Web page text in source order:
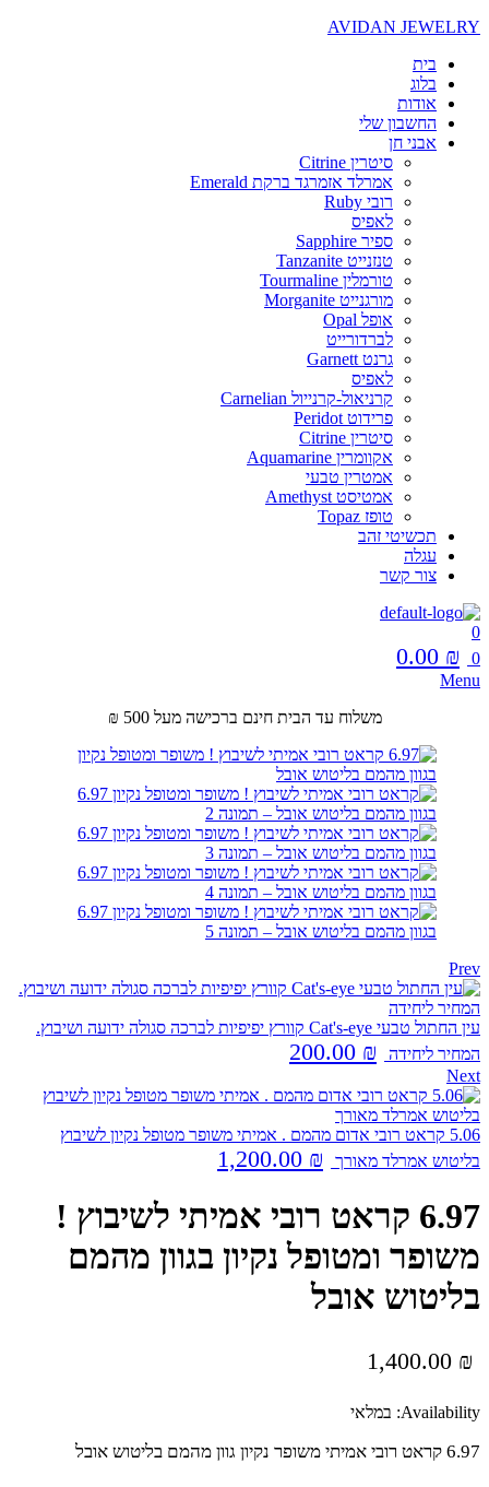
AVIDAN JEWELRY
בית
בלוג
אודות
החשבון שלי
אבני חן
סיטרין Citrine
אמרלד אזמרגד ברקת Emerald
רובי Ruby
לאפיס
ספיר Sapphire
טנזנייט Tanzanite
טורמלין Tourmaline
מורגנייט Morganite
אופל Opal
לברדורייט
גרנט Garnett
לאפיס
קרניאול-קרנייול Carnelian
פרידוט Peridot
סיטרין Citrine
אקוומרין Aquamarine
אמטרין טבעי
אמטיסט Amethyst
טופז Topaz
תכשיטי זהב
עגלה
צור קשר
0
0
0.00 ₪
Menu
משלוח עד הבית חינם ברכישה מעל 500 ₪
Prev
עין החתול טבעי Cat's-eye קוורץ יפיפיות לברכה סגולה ידועה ושיבוץ.
המחיר ליחידה
200.00 ₪
Next
5.06 קראט רובי אדום מהמם . אמיתי משופר מטופל נקיון לשיבוץ
בליטוש אמרלד מאורך
1,200.00 ₪
6.97 קראט רובי אמיתי לשיבוץ !
משופר ומטופל נקיון בגוון מהמם
בליטוש אובל
1,400.00 ₪
Availability: במלאי
6.97 קראט רובי אמיתי משופר נקיון גוון מהמם בליטוש אובל